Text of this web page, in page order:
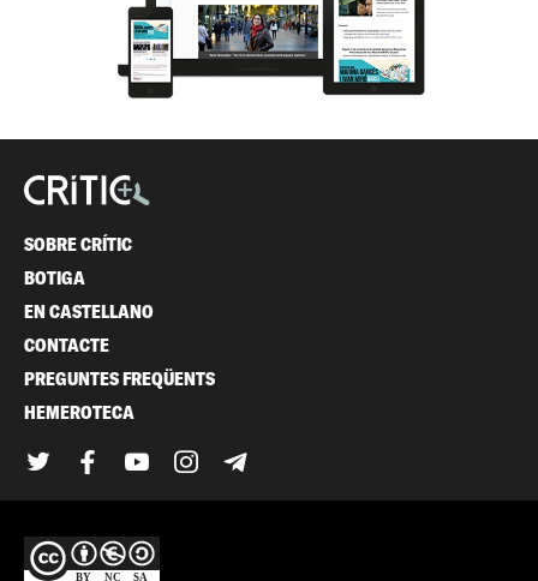
SOBRE CRÍTIC
BOTIGA
EN CASTELLANO
CONTACTE
PREGUNTES FREQÜENTS
HEMEROTECA
TwitterFacebook
YouTubeInstagram